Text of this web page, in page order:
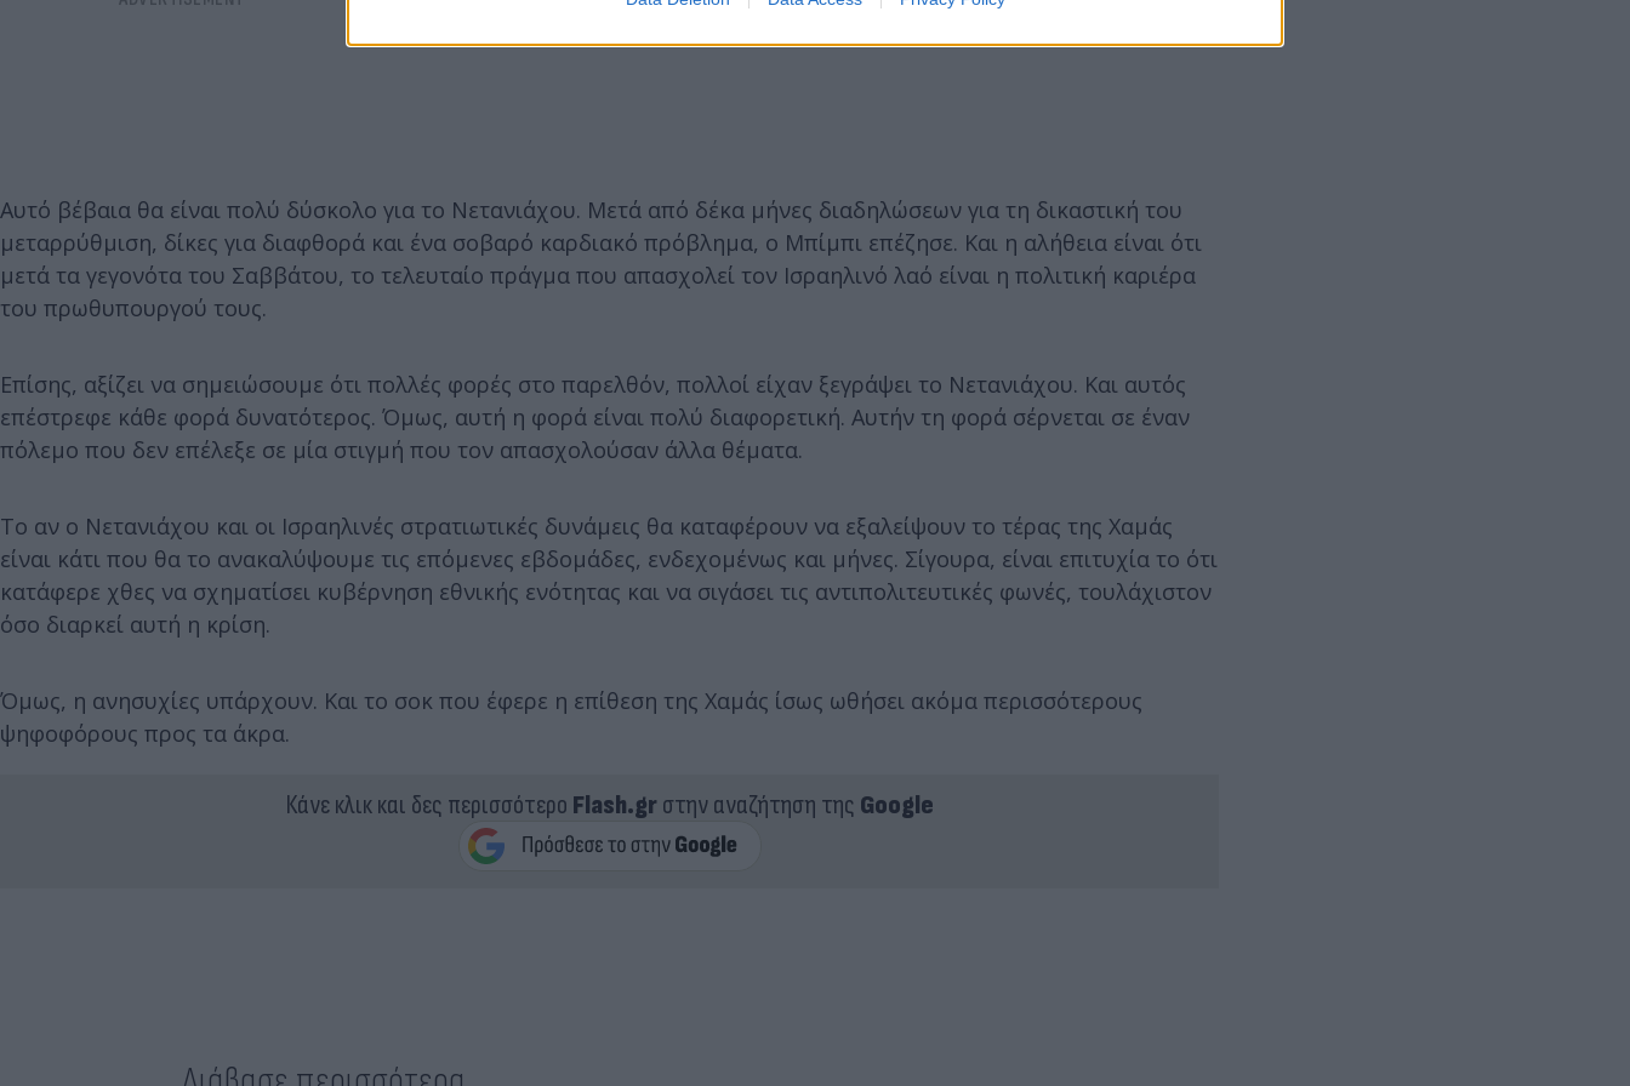
Αυτό βέβαια θα είναι πολύ δύσκολο για το Νετανιάχου. Μετά από δέκα μήνες διαδηλώσεων για τη δικαστική του
μεταρρύθμιση, δίκες για διαφθορά και ένα σοβαρό καρδιακό πρόβλημα, ο Μπίμπι επέζησε. Και η αλήθεια είναι ότι
μετά τα γεγονότα του Σαββάτου, το τελευταίο πράγμα που απασχολεί τον Ισραηλινό λαό είναι η πολιτική καριέρα
του πρωθυπουργού τους.
Επίσης, αξίζει να σημειώσουμε ότι πολλές φορές στο παρελθόν, πολλοί είχαν ξεγράψει το Νετανιάχου. Και αυτός
επέστρεφε κάθε φορά δυνατότερος. Όμως, αυτή η φορά είναι πολύ διαφορετική. Αυτήν τη φορά σέρνεται σε έναν
πόλεμο που δεν επέλεξε σε μία στιγμή που τον απασχολούσαν άλλα θέματα.
Το αν ο Νετανιάχου και οι Ισραηλινές στρατιωτικές δυνάμεις θα καταφέρουν να εξαλείψουν το τέρας της Χαμάς
είναι κάτι που θα το ανακαλύψουμε τις επόμενες εβδομάδες, ενδεχομένως και μήνες. Σίγουρα, είναι επιτυχία το ότι
κατάφερε χθες να σχηματίσει κυβέρνηση εθνικής ενότητας και να σιγάσει τις αντιπολιτευτικές φωνές, τουλάχιστον
όσο διαρκεί αυτή η κρίση.
Όμως, η ανησυχίες υπάρχουν. Και το σοκ που έφερε η επίθεση της Χαμάς ίσως ωθήσει ακόμα περισσότερους
ψηφοφόρους προς τα άκρα.
Κάνε κλικ και δες περισσότερο Flash.grστην αναζήτηση της Google